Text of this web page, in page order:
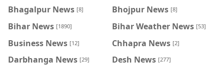
Bhagalpur News [8] Bhojpur News [8]
Bihar News [1890] Bihar Weather News [53]
Business News [12] Chhapra News [2]
Darbhanga News [29] Desh News [277]